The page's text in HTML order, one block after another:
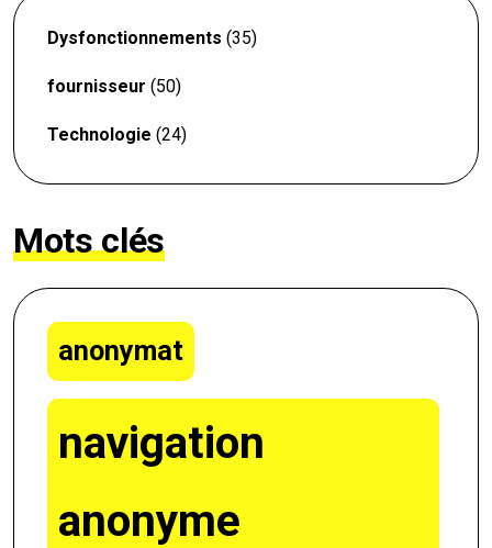
Dysfonctionnements (35)
fournisseur (50)
Technologie (24)
Mots clés
anonymat
navigation
anonyme